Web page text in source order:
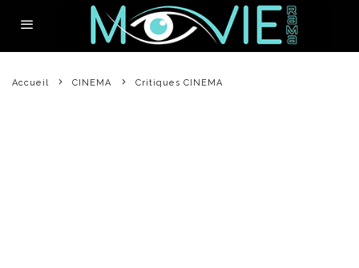
Accueil CINEMA Critiques CINEMA